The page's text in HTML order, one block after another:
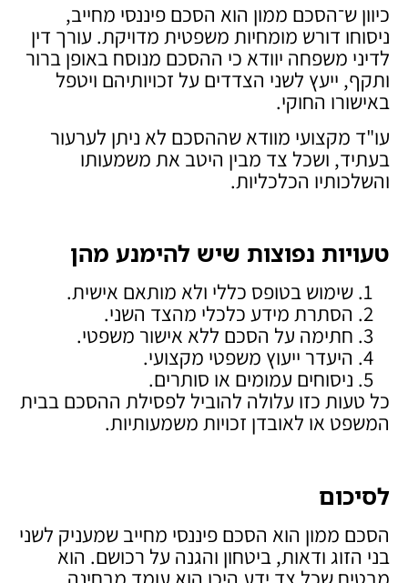
כיוון ש־הסכם ממון הוא הסכם פיננסי מחייב,
ניסוחו דורש מומחיות משפטית מדויקת. עורך דין
לדיני משפחה יוודא כי ההסכם מנוסח באופן ברור
ותקף, ייעץ לשני הצדדים על זכויותיהם ויטפל
באישורו החוקי.
עו"ד מקצועי מוודא שההסכם לא ניתן לערעור
בעתיד, ושכל צד מבין היטב את משמעותו
והשלכותיו הכלכליות.
טעויות נפוצות שיש להימנע מהן
שימוש בטופס כללי ולא מותאם אישית.
הסתרת מידע כלכלי מהצד השני.
חתימה על הסכם ללא אישור משפטי.
היעדר ייעוץ משפטי מקצועי.
ניסוחים עמומים או סותרים.
כל טעות כזו עלולה להוביל לפסילת ההסכם בבית
המשפט או לאובדן זכויות משמעותיות.
לסיכום
הסכם ממון הוא הסכם פיננסי מחייב שמעניק לשני
בני הזוג ודאות, ביטחון והגנה על רכושם. הוא